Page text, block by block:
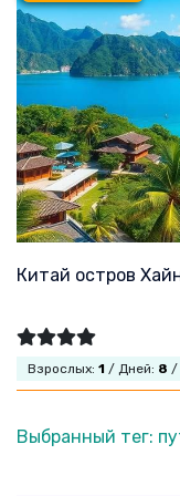
Китай остров
Взрослых: 1 / Дней: 8 /
Выбранный тег: